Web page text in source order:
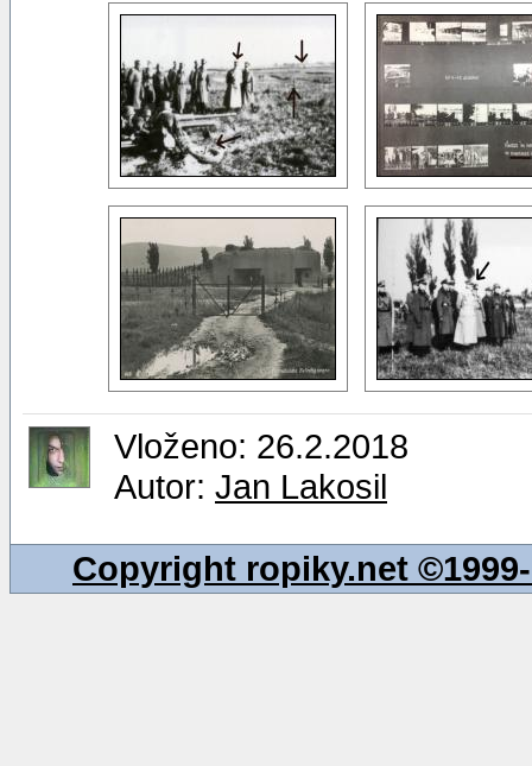
Vloženo: 26.2.2018
Autor: Jan Lakosil
Copyright ropiky.net